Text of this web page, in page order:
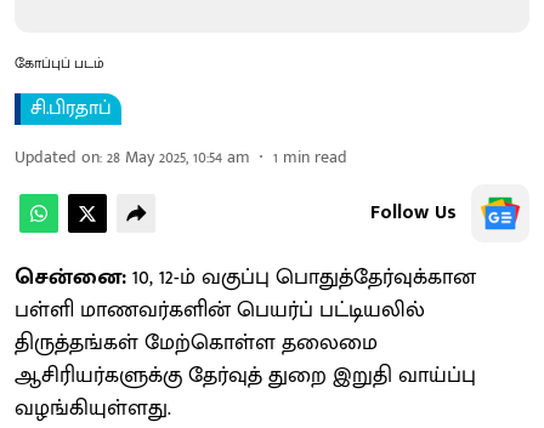
கோப்புப் படம்
சி.பிரதாப்
Updated on:28 May 2025, 10:54 am 1 min read
Follow Us
சென்னை:10, 12-ம் வகுப்பு பொதுத்தேர்வுக்கான
பள்ளி மாணவர்களின் பெயர்ப் பட்டியலில்
திருத்தங்கள் மேற்கொள்ள தலைமை
ஆசிரியர்களுக்கு தேர்வுத் துறை இறுதி வாய்ப்பு
வழங்கியுள்ளது.